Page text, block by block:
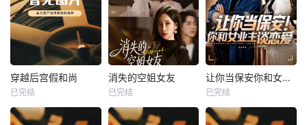
热播
未知
穿越后宫假和尚
已完结
热播
未知
消失的空姐女友
已完结
热播
未知
让你当保安你和女业主谈恋爱
已完结